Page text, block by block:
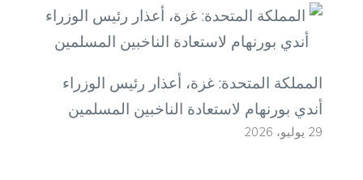
المملكة المتحدة: غزة، أعذار رئيس الوزراء
أندي بورنهام لاستعادة الناخبين المسلمين
29 يوليو، 2026